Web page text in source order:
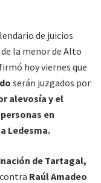
de juicios
la menor de Alto
hoy viernes que
serán juzgados por
alevosía y el
en
Ledesma.
de Tartagal,
Raúl Amadeo